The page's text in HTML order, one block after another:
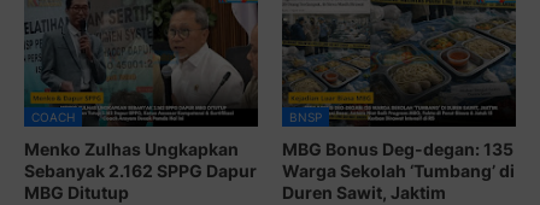
COACH
Menko Zulhas Ungkapkan
Sebanyak 2.162 SPPG Dapur
MBG Ditutup
BNSP
MBG Bonus Deg-degan: 135
Warga Sekolah ‘Tumbang’ di
Duren Sawit, Jaktim